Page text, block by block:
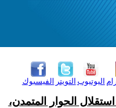
الفيسبوك التويتر اليوتيوب
الحوار المتمدن،